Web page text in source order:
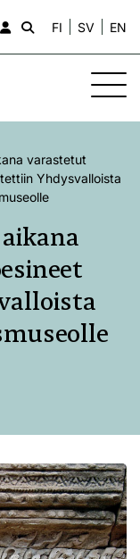
FI SV EN
varastetut
Yhdysvalloista